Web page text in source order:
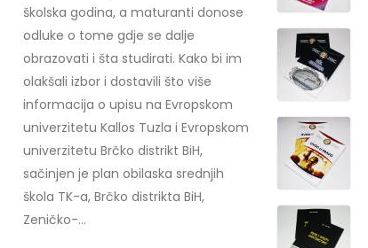
školska godina, a maturanti donose
odluke o tome gdje se dalje
obrazovati i šta studirati. Kako bi im
olakšali izbor i dostavili što više
informacija o upisu na Evropskom
univerzitetu Kallos Tuzla i Evropskom
univerzitetu Brčko distrikt BiH,
sačinjen je plan obilaska srednjih
škola TK-a, Brčko distrikta BiH,
Zeničko-...